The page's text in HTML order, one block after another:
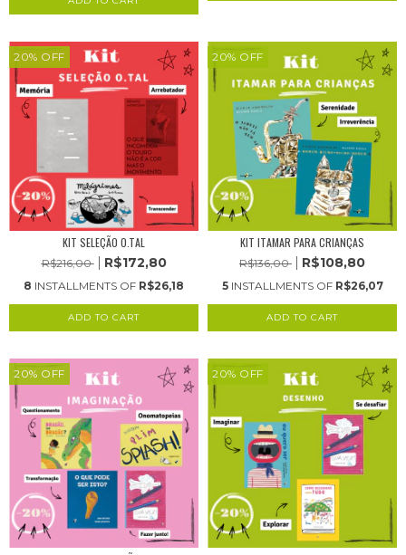
20% OFF
KIT SELEÇÃO O.TAL
R$216,00 R$172,80
8 INSTALLMENTS OF R$26,18
20% OFF
KIT ITAMAR PARA CRIANÇAS
R$136,00 R$108,80
5 INSTALLMENTS OF R$26,07
20% OFF 20% OFF